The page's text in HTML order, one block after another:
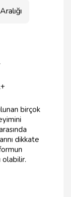
birçok
dikkate
olabilir.